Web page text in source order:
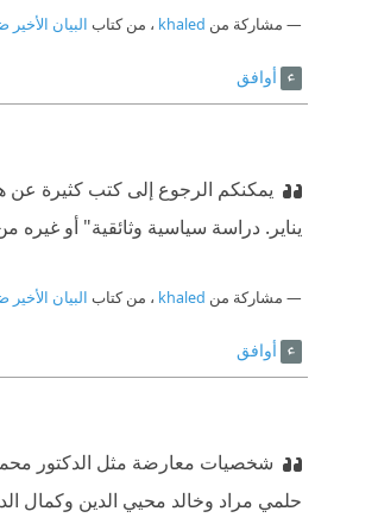
مشاركة من khaled ، من كتاب البيان
أوافق
يناير. دراسة سياسية وثائقية" أو
مشاركة من khaled ، من كتاب البيان
أوافق
شخصيات معارضة مثل الدكتور
حلمي مراد وخالد محيي الدين وكمال